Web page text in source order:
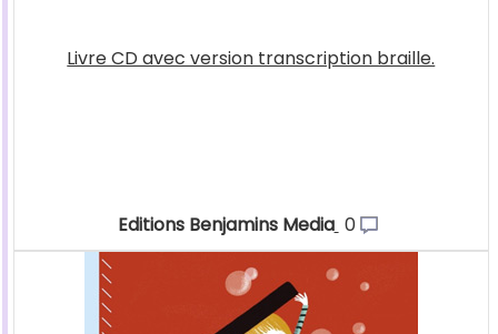
Livre CD avec version transcription braille.
Editions Benjamins Media 0